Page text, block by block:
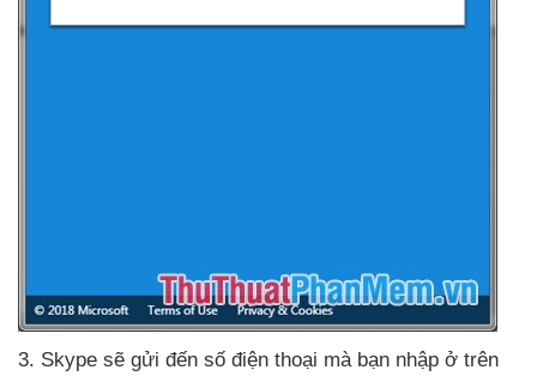
3. Skype sẽ gửi đến số điện thoại mà bạn nhập ở trên